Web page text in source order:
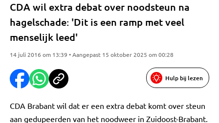
CDA wil extra debat over noodsteun na
hagelschade: 'Dit is een ramp met veel
menselijk leed'
14 juli 2016 om 13:39 • Aangepast 15 oktober 2025 om 00:28
Hulp bij lezen
CDA Brabant wil dat er een extra debat komt over steun
aan gedupeerden van het noodweer in Zuidoost-Brabant.